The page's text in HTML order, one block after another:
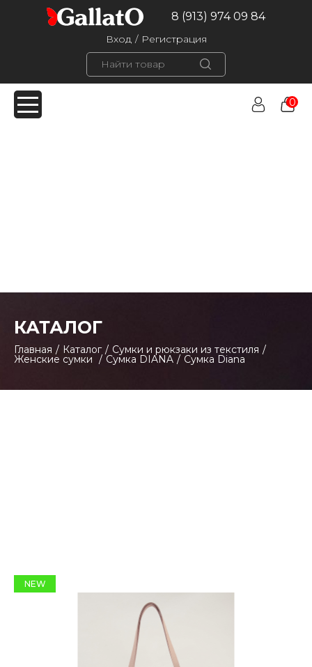
8 (913) 974 09 84
Вход / Регистрация
0
КАТАЛОГ
Главная / Каталог / Сумки и рюкзаки из текстиля /
Женские сумки / Сумка DIANA / Сумка Diana
NEW